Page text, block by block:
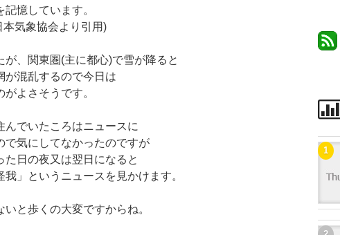
憶しています。
気象協会より引用)
が、関東圏(主に都心)で雪が降ると
が混乱するので今日は
よさそうです。
んでいたころはニュースに
で気にしてなかったのですが
た日の夜又は翌日になると
我」というニュースを見かけます。
と歩くの大変ですからね。